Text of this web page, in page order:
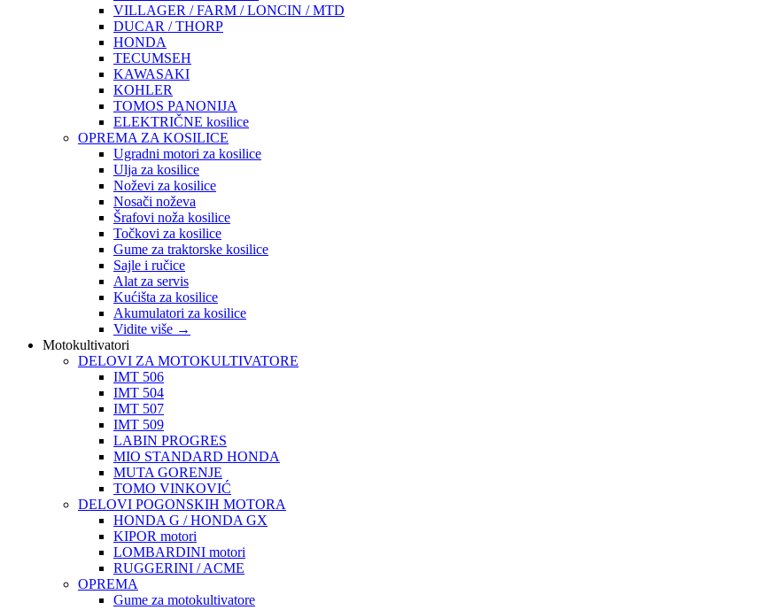
VILLAGER / FARM / LONCIN / MTD
DUCAR / THORP
HONDA
TECUMSEH
KAWASAKI
KOHLER
TOMOS PANONIJA
ELEKTRIČNE kosilice
OPREMA ZA KOSILICE
Ugradni motori za kosilice
Ulja za kosilice
Noževi za kosilice
Nosači noževa
Šrafovi noža kosilice
Točkovi za kosilice
Gume za traktorske kosilice
Sajle i ručice
Alat za servis
Kućišta za kosilice
Akumulatori za kosilice
Vidite više →
Motokultivatori
DELOVI ZA MOTOKULTIVATORE
IMT 506
IMT 504
IMT 507
IMT 509
LABIN PROGRES
MIO STANDARD HONDA
MUTA GORENJE
TOMO VINKOVIĆ
DELOVI POGONSKIH MOTORA
HONDA G / HONDA GX
KIPOR motori
LOMBARDINI motori
RUGGERINI / ACME
OPREMA
Gume za motokultivatore